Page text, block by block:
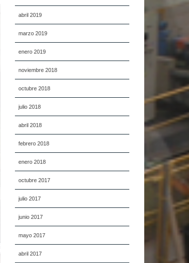
abril 2019
marzo 2019
enero 2019
noviembre 2018
octubre 2018
julio 2018
abril 2018
febrero 2018
enero 2018
octubre 2017
julio 2017
junio 2017
mayo 2017
abril 2017